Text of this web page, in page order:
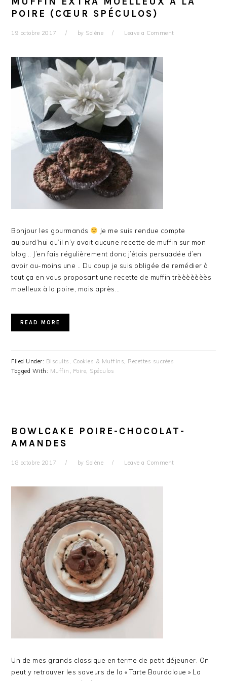
POIRE (CŒUR SPÉCULOS)
19 octobre 2017 by Solène Leave a Comment
Bonjour les gourmands
Je me suis rendue compte
aujourd’hui qu’il n’y avait aucune recette de muffin sur mon
blog .. J’en fais régulièrement donc j’étais persuadée d’en
avoir au-moins une .. Du coup je suis obligée de remédier à
tout ça en vous proposant une recette de muffin trèèèèèèès
moelleux à la poire, mais après…
READ MORE
Filed Under: Biscuits, Cookies & Muffins, Recettes sucrées
Tagged With: Muffin , Poire, Spéculos
BOWLCAKE POIRE-CHOCOLAT-
AMANDES
18 octobre 2017 by Solène Leave a Comment
Un de mes grands classique en terme de petit déjeuner. On
peut y retrouver les saveurs de la « Tarte Bourdaloue » La